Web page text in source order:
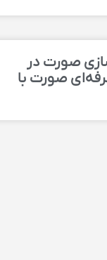
صورت در
صورت با